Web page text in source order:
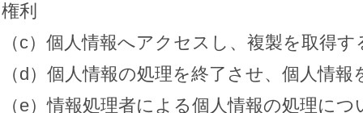
権利
（c）個人情報へアクセスし、複製を取得す
（d）個人情報の処理を終了させ、個人情
（e）情報処理者による個人情報の処理に